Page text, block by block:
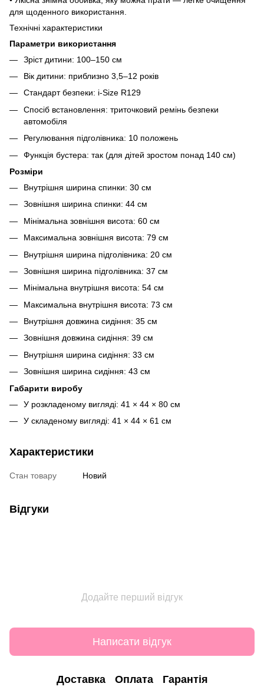
для щоденного використання.
Технічні характеристики
Параметри використання
Зріст дитини: 100–150 см
Вік дитини: приблизно 3,5–12 років
Стандарт безпеки: i-Size R129
Спосіб встановлення: триточковий ремінь безпеки
автомобіля
Регулювання підголівника: 10 положень
Функція бустера: так (для дітей зростом понад 140 см)
Розміри
Внутрішня ширина спинки: 30 см
Зовнішня ширина спинки: 44 см
Мінімальна зовнішня висота: 60 см
Максимальна зовнішня висота: 79 см
Внутрішня ширина підголівника: 20 см
Зовнішня ширина підголівника: 37 см
Мінімальна внутрішня висота: 54 см
Максимальна внутрішня висота: 73 см
Внутрішня довжина сидіння: 35 см
Зовнішня довжина сидіння: 39 см
Внутрішня ширина сидіння: 33 см
Зовнішня ширина сидіння: 43 см
Габарити виробу
У розкладеному вигляді: 41 × 44 × 80 см
У складеному вигляді: 41 × 44 × 61 см
Характеристики
Стан товару Новий
Відгуки
Додайте перший відгук
Написати відгук
Доставка Оплата Гарантія